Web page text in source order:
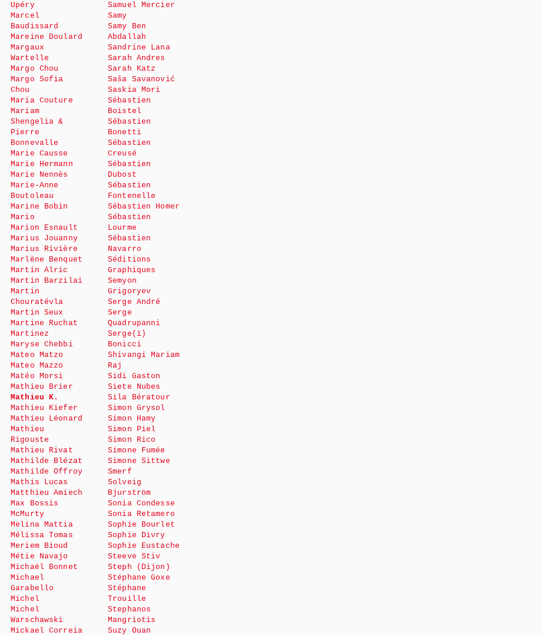
Upéry
Marcel
Baudissard
Mareine Doulard
Margaux
Wartelle
Margo Chou
Margo Sofia
Chou
Maria Couture
Mariam
Shengelia &
Pierre
Bonnevalle
Marie Causse
Marie Hermann
Marie Nennès
Marie-Anne
Boutoleau
Marine Bobin
Mario
Marion Esnault
Marius Jouanny
Marius Rivière
Marlène Benquet
Martin Alric
Martin Barzilai
Martin
Chouratévla
Martin Seux
Martine Ruchat
Martinez
Maryse Chebbi
Mateo Matzo
Mateo Mazzo
Matéo Morsi
Mathieu Brier
Mathieu K.
Mathieu Kiefer
Mathieu Léonard
Mathieu
Rigouste
Mathieu Rivat
Mathilde Blézat
Mathilde Offroy
Mathis Lucas
Matthieu Amiech
Max Bossis
McMurty
Melina Mattia
Mélissa Tomas
Meriem Bioud
Métie Navajo
Michaël Bonnet
Michael
Garabello
Michel
Michel
Warschawski
Mickael Correia
Samuel Mercier
Samy
Samy Ben
Abdallah
Sandrine Lana
Sarah Andres
Sarah Katz
Saša Savanović
Saskia Mori
Sébastien
Boistel
Sébastien
Bonetti
Sébastien
Creusé
Sébastien
Dubost
Sébastien
Fontenelle
Sébastien Homer
Sébastien
Lourme
Sébastien
Navarro
Séditions
Graphiques
Semyon
Grigoryev
Serge André
Serge
Quadrupanni
Serge(ï)
Bonicci
Shivangi Mariam
Raj
Sidi Gaston
Siete Nubes
Sila Bératour
Simon Grysol
Simon Hamy
Simon Piel
Simon Rico
Simone Fumée
Simone Sittwe
Smerf
Solveig
Bjurström
Sonia Condesse
Sonia Retamero
Sophie Bourlet
Sophie Divry
Sophie Eustache
Steeve Stiv
Steph (Dijon)
Stéphane Goxe
Stéphane
Trouille
Stephanos
Mangriotis
Suzy Ouan